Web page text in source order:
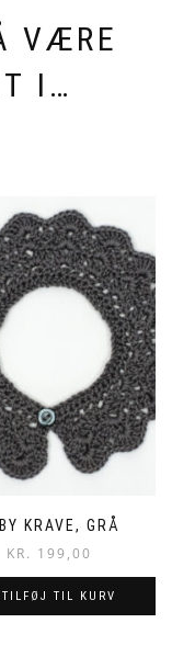
VÆRE
I…
KRAVE, GRÅ
KR. 199,00
TILFØJ TIL KURV